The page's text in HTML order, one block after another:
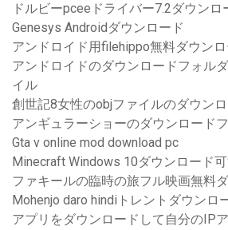
ドルビーpceeドライバー7.2ダウンロ
Genesys Androidダウンロード
アンドロイド用filehippo無料ダウン
アンドロイドのダウンロードフォル
イル
創世記8女性のobjファイルのダウン
アンギュラーショーのダウンロード
Gta v online mod download pc
Minecraft Windows 10ダウンロード
ファキールの臨時の旅フル映画無料
Mohenjo daro hindiトレントダウンロ
アプリをダウンロードして自分のIP